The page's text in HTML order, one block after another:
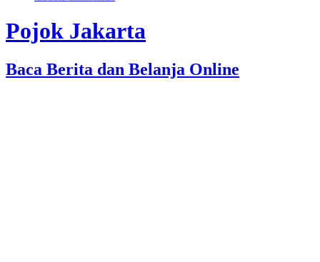
Pojok Jakarta
Baca Berita dan Belanja Online